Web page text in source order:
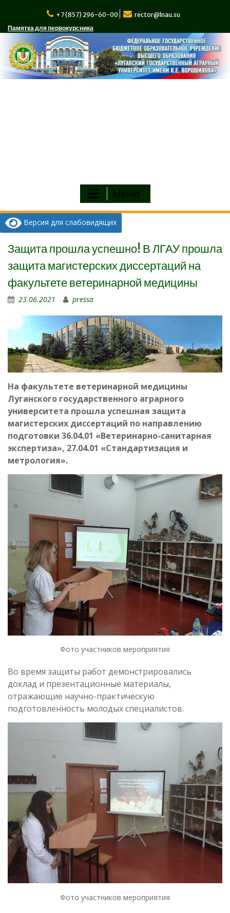
содержимому
+7 (857) 296-60-00
rector@lnau.su
Памятка для первокурсника
Меню
Версия для слабовидящих
Защита прошла успешно! В ЛГАУ прошла
защита магистерских диссертаций на
факультете ветеринарной медицины
23.06.2021 pressa
На факультете ветеринарной медицины
Луганского государственного аграрного
университета прошла успешная защита
магистерских диссертаций по направлению
подготовки 36.04.01 «Ветеринарно-санитарная
экспертиза», 27.04.01 «Стандартизация и
метрология».
Фото участников мероприятия
Во время защиты работ демонстрировались
доклад и презентационные материалы,
отражающие научно-практическую
подготовленность молодых специалистов.
Фото участников мероприятия